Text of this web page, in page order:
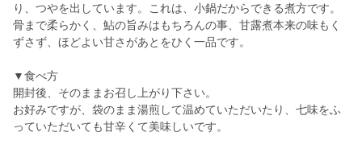
り、つやを出しています。これは、小鍋だからできる煮方です。
骨まで柔らかく、鮎の旨みはもちろんの事、甘露煮本来の味もく
ずさず、ほどよい甘さがあとをひく一品です。
▼食べ方
開封後、そのままお召し上がり下さい。
お好みですが、袋のまま湯煎して温めていただいたり、七味をふ
っていただいても甘辛くて美味しいです。